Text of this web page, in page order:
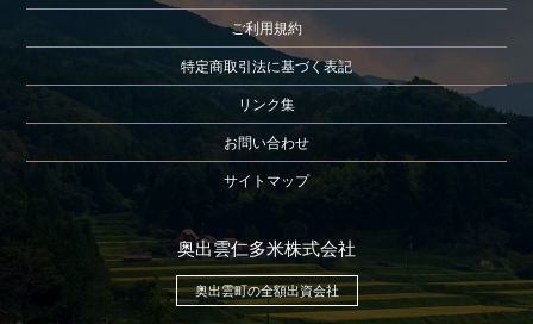
ご利用規約
特定商取引法に基づく表記
リンク集
お問い合わせ
サイトマップ
奥出雲仁多米株式会社
奥出雲町の全額出資会社